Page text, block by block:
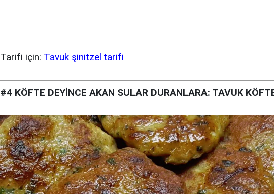
Tarifi için: Tavuk şinitzel tarifi
#4 KÖFTE DEYİNCE AKAN SULAR DURANLARA: TAVUK